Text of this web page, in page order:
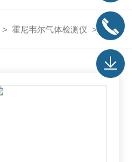
> 霍尼韦尔气体检测仪 > 固定式气体检测仪